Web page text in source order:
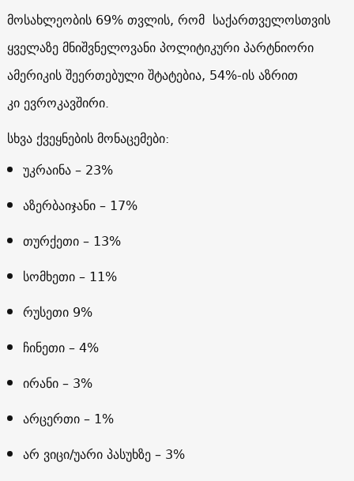
მოსახლეობის 69% თვლის, რომ საქართველოსთვის
ყველაზე მნიშვნელოვანი პოლიტიკური პარტნიორი
ამერიკის შეერთებული შტატებია, 54%-ის აზრით
კი ევროკავშირი.
სხვა ქვეყნების მონაცემები:
უკრაინა – 23%
აზერბაიჯანი – 17%
თურქეთი – 13%
სომხეთი – 11%
რუსეთი 9%
ჩინეთი – 4%
ირანი – 3%
არცერთი – 1%
არ ვიცი/უარი პასუხზე – 3%